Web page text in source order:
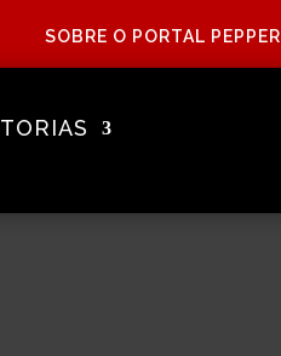
SOBRE O PORTAL PEPPER